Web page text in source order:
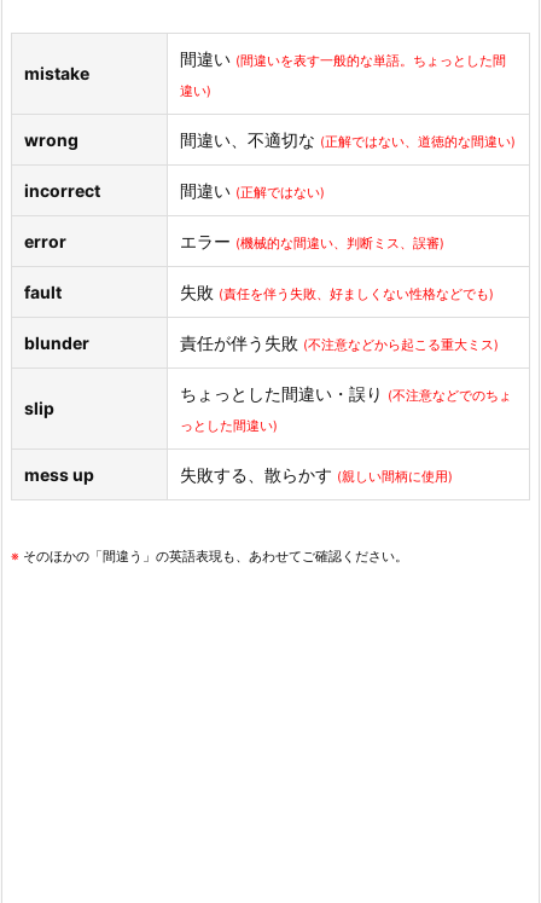
mistake
間違い (間違いを表す一般的な単語。ちょっとした間
違い)
wrong 間違い、不適切な (正解ではない、道徳的な間違い)
incorrect 間違い (正解ではない)
error エラー (機械的な間違い、判断ミス、誤審)
fault 失敗 (責任を伴う失敗、好ましくない性格などでも)
blunder 責任が伴う失敗 (不注意などから起こる重大ミス)
slip
ちょっとした間違い・誤り
(不注意などでのちょ
っとした間違い)
mess up 失敗する、散らかす (親しい間柄に使用)
※ そのほかの「間違う」の英語表現も、あわせてご確認ください。